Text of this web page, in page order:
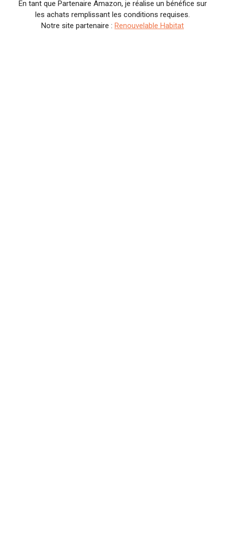
En tant que Partenaire Amazon, je réalise un bénéfice sur
les achats remplissant les conditions requises.
Notre site partenaire : Renouvelable Habitat